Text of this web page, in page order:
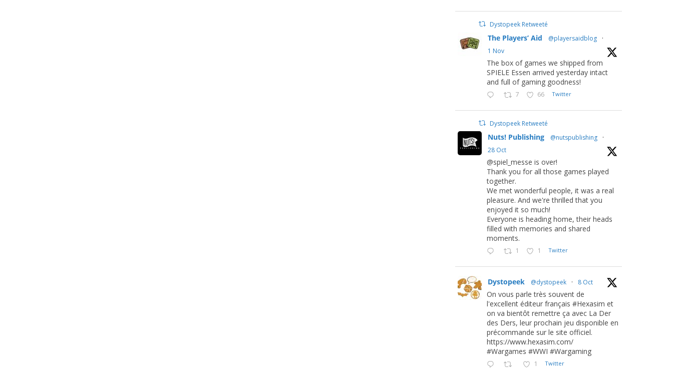
Dystopeek Retweeté
The Players’ Aid @playersaidblog
·
1 Nov
The box of games we shipped from
SPIELE Essen arrived yesterday intact
and full of gaming goodness!
7 66 Twitter
Dystopeek Retweeté
Nuts! Publishing @nutspublishing
·
28 Oct
@spiel_messe is over!
Thank you for all those games played
together.
We met wonderful people, it was a real
pleasure. And we're thrilled that you
enjoyed it so much!
Everyone is heading home, their heads
filled with memories and shared
moments.
1 1 Twitter
Dystopeek @dystopeek · 8 Oct
On vous parle très souvent de
l'excellent éditeur français #Hexasim et
on va bientôt remettre ça avec La Der
des Ders, leur prochain jeu disponible en
précommande sur le site officiel.
https://www.hexasim.com/
#Wargames #WWI #Wargaming
1 Twitter